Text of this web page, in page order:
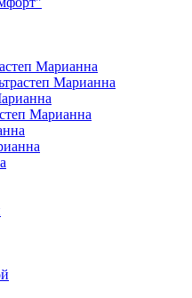
Марианна
Марианна
Марианна